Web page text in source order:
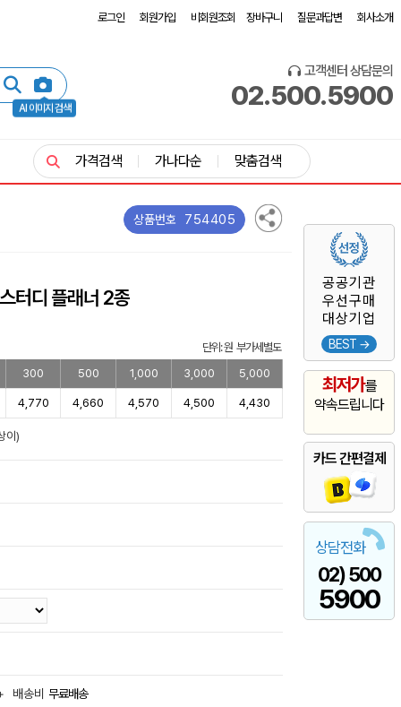
로그인 회원가입 비회원조회 장바구니 질문과답변 회사소개
AI 이미지 검색
고객센터 상담문의
02.500.5900
공공기관
우선구매
대상기업
BEST →
최저가를
약속드립니다
카드 간편결제
상담전화
02) 500
5900
가격검색 가나다순 맞춤검색
상품번호 754405
터디 플래너 2종
단위: 원 부가세별도
300
500 1,000 3,000 5,000
4,770 4,660 4,570 4,500 4,430
이)
배송비 무료배송